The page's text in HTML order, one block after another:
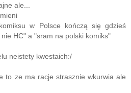
ale...
w Polsce kończą się gdzieś
HC" a "sram na polski komiks"
neistety kwestaich:/
to ze ma racje strasznie wkurwia ale